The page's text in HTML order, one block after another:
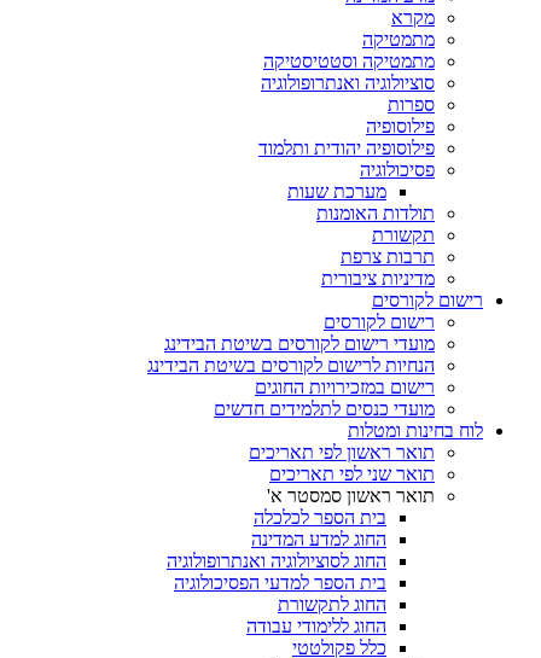
מקרא
מתמטיקה
מתמטיקה וסטטיסטיקה
סוציולוגיה ואנתרופולוגיה
ספרות
פילוסופיה
פילוסופיה יהודית ותלמוד
פסיכולוגיה
מערכת שעות
תולדות האומנות
תקשורת
תרבות צרפת
מדיניות ציבורית
רישום לקורסים
רישום לקורסים
מועדי רישום לקורסים בשיטת הבידינג
הנחיות לרישום לקורסים בשיטת הבידינג
רישום במזכירויות החוגים
מועדי כנסים לתלמידים חדשים
לוח בחינות ומטלות
תואר ראשון לפי תאריכים
תואר שני לפי תאריכים
תואר ראשון סמסטר א'
בית הספר לכלכלה
החוג למדע המדינה
החוג לסוציולוגיה ואנתרופולוגיה
בית הספר למדעי הפסיכולוגיה
החוג לתקשורת
החוג ללימודי עבודה
כלל פקולטטי